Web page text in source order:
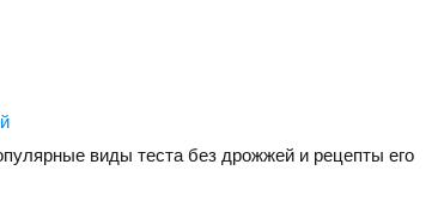
виды теста без дрожжей и рецепты его